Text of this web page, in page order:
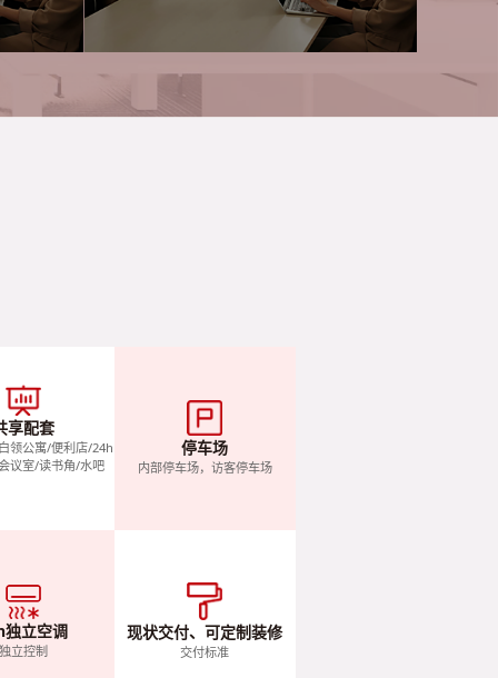
享配套
领公寓/便利店/24h
议室/读书角/水吧
停车场
内部停车场，访客停车场
独立空调
立控制
现状交付、可定制装修
交付标准